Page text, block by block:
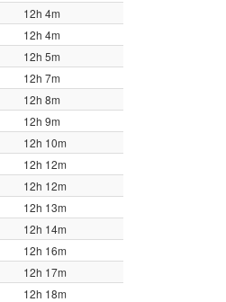
12h 4m
12h 4m
12h 5m
12h 7m
12h 8m
12h 9m
12h 10m
12h 12m
12h 12m
12h 13m
12h 14m
12h 16m
12h 17m
12h 18m